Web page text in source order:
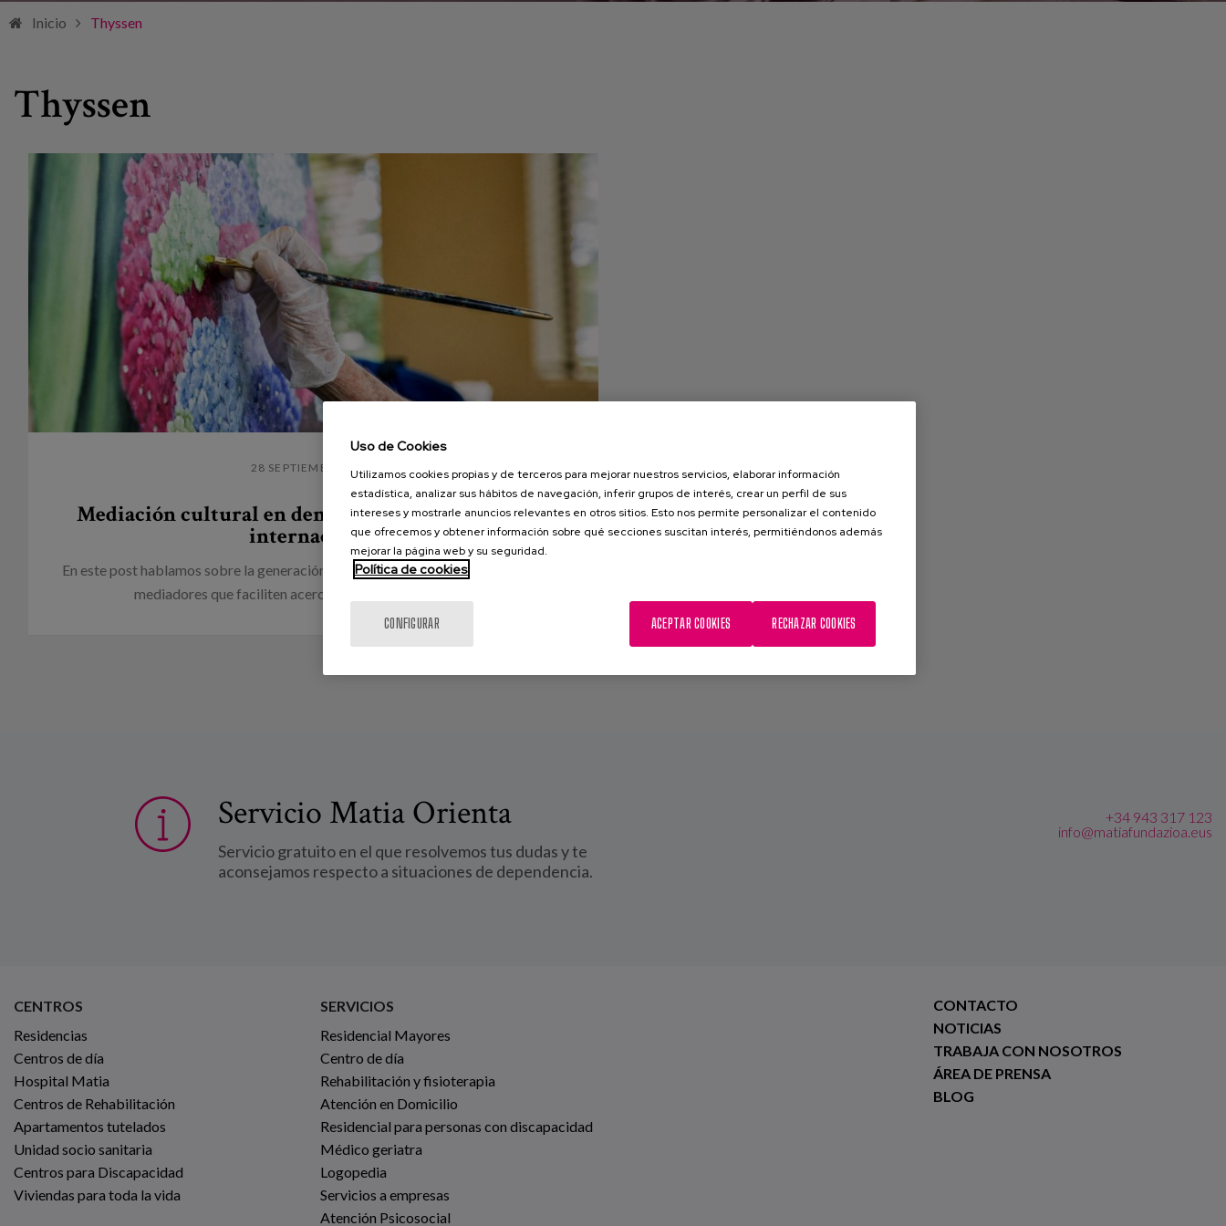
Inicio Thyssen
Thyssen
28 SEPTIEMBRE 2020
Mediación cultural en demencia, un acercamiento
internacional
En este post hablamos sobre la generación de prácticas accesibles para todos los
mediadores que faciliten acercar la experiencia cultural y...
Servicio Matia Orienta
Servicio gratuito en el que resolvemos tus dudas y te
aconsejamos respecto a situaciones de dependencia.
+34 943 317 123
info@matiafundazioa.eus
CENTROS
Residencias
Centros de día
Hospital Matia
Centros de Rehabilitación
Apartamentos tutelados
Unidad socio sanitaria
Centros para Discapacidad
Viviendas para toda la vida
SERVICIOS
Residencial Mayores
Centro de día
Rehabilitación y fisioterapia
Atención en Domicilio
Residencial para personas con discapacidad
Médico geriatra
Logopedia
Servicios a empresas
Atención Psicosocial
CONTACTO
NOTICIAS
TRABAJA CON NOSOTROS
ÁREA DE PRENSA
BLOG
Uso de Cookies
Utilizamos cookies propias y de terceros para mejorar nuestros servicios, elaborar información
estadística, analizar sus hábitos de navegación, inferir grupos de interés, crear un perfil de sus
intereses y mostrarle anuncios relevantes en otros sitios. Esto nos permite personalizar el contenido
que ofrecemos y obtener información sobre qué secciones suscitan interés, permitiéndonos además
mejorar la página web y su seguridad.
Política de cookies
CONFIGURAR RECHAZAR COOKIES
ACEPTAR COOKIES